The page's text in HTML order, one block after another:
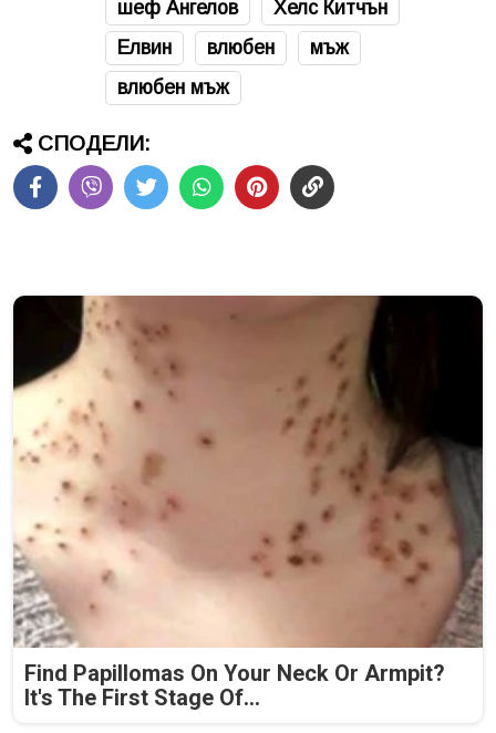
шеф Ангелов
Хелс Китчън
Елвин
влюбен
мъж
влюбен мъж
СПОДЕЛИ:
Find Papillomas On Your Neck Or Armpit?
It's The First Stage Of...